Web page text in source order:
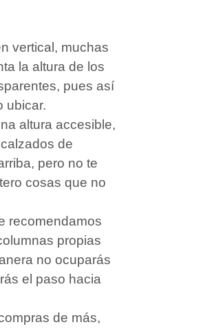
vertical, muchas
la altura de los
pues así
ubicar.
altura accesible,
de
pero no te
cosas que no
recomendamos
propias
no ocuparás
el paso hacia
de más,